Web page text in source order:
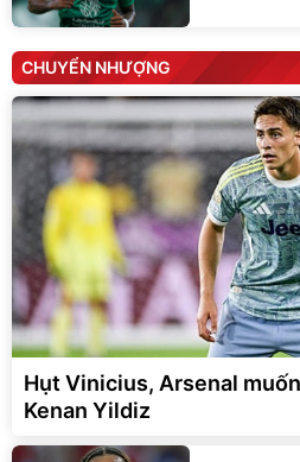
CHUYỂN NHƯỢNG
Hụt Vinicius, Arsenal
Kenan Yildiz